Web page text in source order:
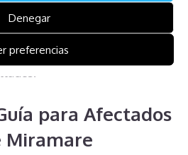
Denegar
preferencias
que los afectados
sus derechos y
legal adecuado para
para Afectados
Miramare